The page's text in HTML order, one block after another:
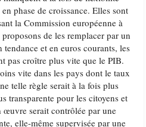
phase de croissance. Elles sont
la Commission européenne à
de les remplacer par un
et en euros courants, les
pas croître plus vite que le PIB.
vite dans les pays dont le taux
telle règle serait à la fois plus
transparente pour les citoyens et
œuvre serait contrôlée par une
elle-même supervisée par une